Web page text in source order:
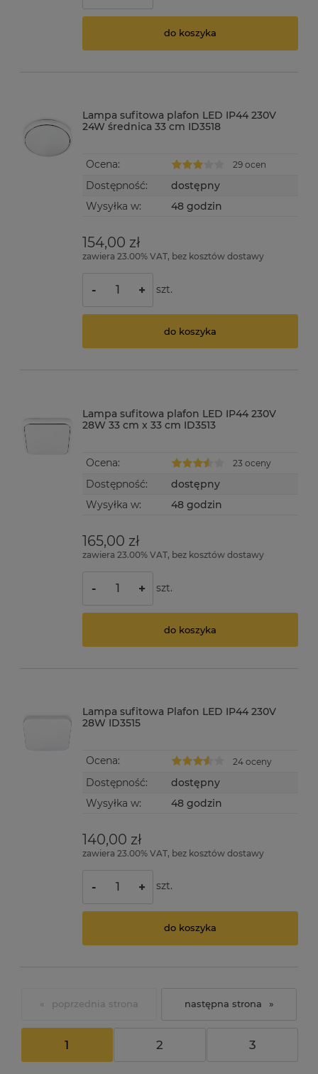
do koszyka
Lampa sufitowa plafon LED IP44 230V
24W średnica 33 cm ID3518
Ocena: 29 ocen
Dostępność:
dostępny
Wysyłka w:
48 godzin
154,00 zł
zawiera 23.00% VAT, bez kosztów dostawy
- + szt.
do koszyka
Lampa sufitowa plafon LED IP44 230V
28W 33 cm x 33 cm ID3513
Ocena: 23 oceny
Dostępność:
dostępny
Wysyłka w:
48 godzin
165,00 zł
zawiera 23.00% VAT, bez kosztów dostawy
- + szt.
do koszyka
Lampa sufitowa Plafon LED IP44 230V
28W ID3515
Ocena: 24 oceny
Dostępność:
dostępny
Wysyłka w:
48 godzin
140,00 zł
zawiera 23.00% VAT, bez kosztów dostawy
- + szt.
do koszyka
«
1 2 3
»